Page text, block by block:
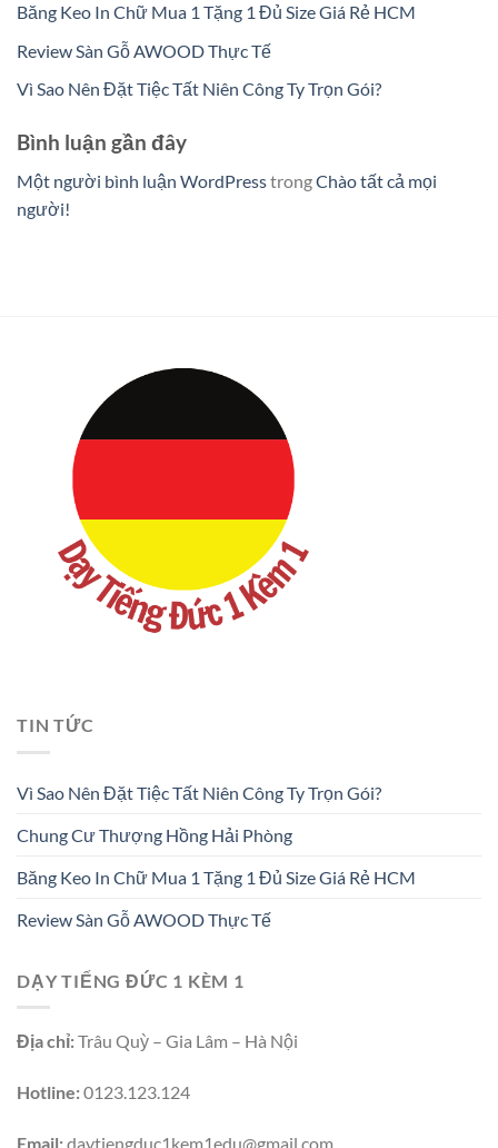
Băng Keo In Chữ Mua 1 Tặng 1 Đủ Size Giá Rẻ HCM
Review Sàn Gỗ AWOOD Thực Tế
Vì Sao Nên Đặt Tiệc Tất Niên Công Ty Trọn Gói?
Bình luận gần đây
Một người bình luận WordPresstrongChào tất cả mọi
người!
TIN TỨC
Vì Sao Nên Đặt Tiệc Tất Niên Công Ty Trọn Gói?
Chung Cư Thượng Hồng Hải Phòng
Băng Keo In Chữ Mua 1 Tặng 1 Đủ Size Giá Rẻ HCM
Review Sàn Gỗ AWOOD Thực Tế
DẠY TIẾNG ĐỨC 1 KÈM 1
Địa chỉ:Trâu Quỳ – Gia Lâm – Hà Nội
Hotline:0123.123.124
Email:daytiengduc1kem1edu@gmail.com